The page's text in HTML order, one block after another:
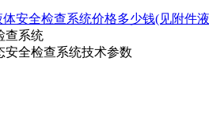
体安全检查系统价格多少钱(见附件
查系统
安全检查系统技术参数